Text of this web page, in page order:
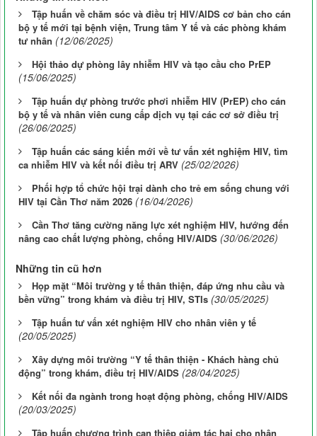
Tập huấn về chăm sóc và điều trị HIV/AIDS cơ bản cho cán
bộ y tế mới tại bệnh viện, Trung tâm Y tế và các phòng khám
tư nhân (12/06/2025)
Hội thảo dự phòng lây nhiễm HIV và tạo cầu cho PrEP
(15/06/2025)
Tập huấn dự phòng trước phơi nhiễm HIV (PrEP) cho cán
bộ y tế và nhân viên cung cấp dịch vụ tại các cơ sở điều trị
(26/06/2025)
Tập huấn các sáng kiến mới về tư vấn xét nghiệm HIV, tìm
ca nhiễm HIV và kết nối điều trị ARV (25/02/2026)
Phối hợp tổ chức hội trại dành cho trẻ em sống chung với
HIV tại Cần Thơ năm 2026 (16/04/2026)
Cần Thơ tăng cường năng lực xét nghiệm HIV, hướng đến
nâng cao chất lượng phòng, chống HIV/AIDS (30/06/2026)
Những tin cũ hơn
Họp mặt “Môi trường y tế thân thiện, đáp ứng nhu cầu và
bền vững” trong khám và điều trị HIV, STIs (30/05/2025)
Tập huấn tư vấn xét nghiệm HIV cho nhân viên y tế
(20/05/2025)
Xây dựng môi trường “Y tế thân thiện - Khách hàng chủ
động” trong khám, điều trị HIV/AIDS (28/04/2025)
Kết nối đa ngành trong hoạt động phòng, chống HIV/AIDS
(20/03/2025)
Tập huấn chương trình can thiệp giảm tác hại cho nhân